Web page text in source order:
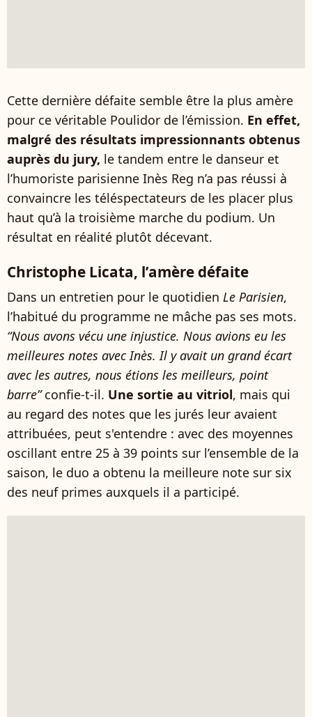
Cette dernière défaite semble être la plus amère
pour ce véritable Poulidor de l’émission. En effet,
malgré des résultats impressionnants obtenus
auprès du jury, le tandem entre le danseur et
l’humoriste parisienne Inès Reg n’a pas réussi à
convaincre les téléspectateurs de les placer plus
haut qu’à la troisième marche du podium. Un
résultat en réalité plutôt décevant.
Christophe Licata, l’amère défaite
Dans un entretien pour le quotidien Le Parisien,
l’habitué du programme ne mâche pas ses mots.
“Nous avons vécu une injustice. Nous avions eu les
meilleures notes avec Inès. Il y avait un grand écart
avec les autres, nous étions les meilleurs, point
barre”confie-t-il. Une sortie au vitriol, mais qui
au regard des notes que les jurés leur avaient
attribuées, peut s'entendre : avec des moyennes
oscillant entre 25 à 39 points sur l’ensemble de la
saison, le duo a obtenu la meilleure note sur six
des neuf primes auxquels il a participé.